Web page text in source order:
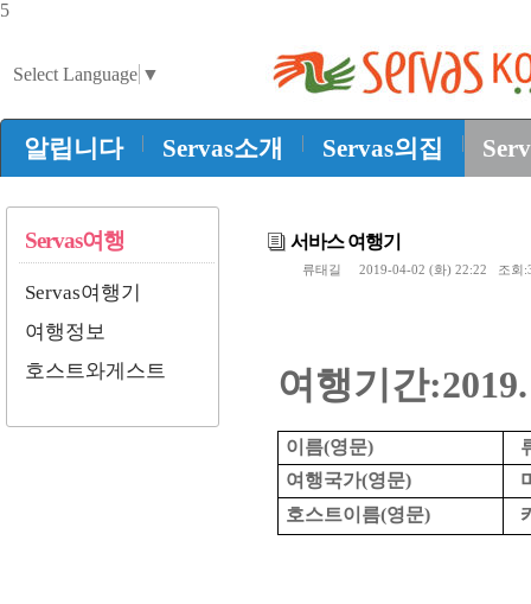
5
Select Language ▼
알립니다 | Servas소개 | Servas의집 |
Servas여행
Servas여행기
여행정보
호스트와게스트
서바스 여행기
류태길 2019-04-02 (화) 22:22 조회
여행기간
이름(영문)
여행국가(영문)
호스트이름(영문)